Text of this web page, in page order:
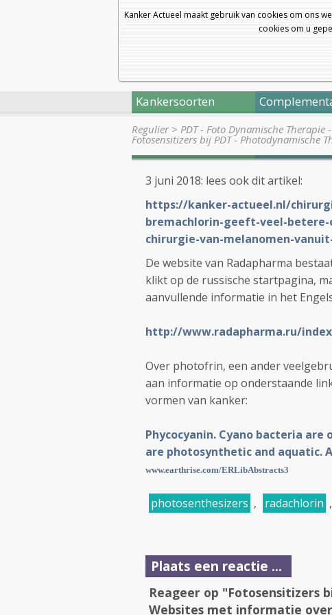
Kanker Actueel maakt gebruik van cookies om ons
cookies om u
Kankersoorten
Regulier> PDT - Foto Dynamische
Fotosensitizers bij PDT - Photodynamische
3 juni 2018: lees ook dit artikel:
https://kanker-actueel.nl/
bremachlorin-geeft-veel-
chirurgie-van-melanomen-
De website van Radapharma
klikt op de russische startpagina,
aanvullende informatie in het
http://www.radapharma.ru/index
Over photofrin, een ander
aan informatie op onderstaande
vormen van kanker:
Phycocyanin. Cyano bacteria
are photosynthetic and aquatic.
www.earthrise.com/ERLibAbstracts3
photosenthesizers , radachlorin ,
Plaats een reactie ...
Reageer op "Fotosensitizers
Websites met informatie